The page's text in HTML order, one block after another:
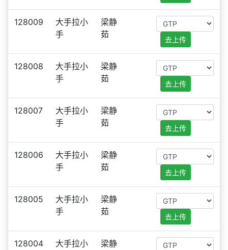
128009
大手拉小
手
梁静
茹
去上传
128008
大手拉小
手
梁静
茹
去上传
128007
大手拉小
手
梁静
茹
去上传
128006
大手拉小
手
梁静
茹
去上传
128005
大手拉小
手
梁静
茹
去上传
128004
大手拉小
梁静